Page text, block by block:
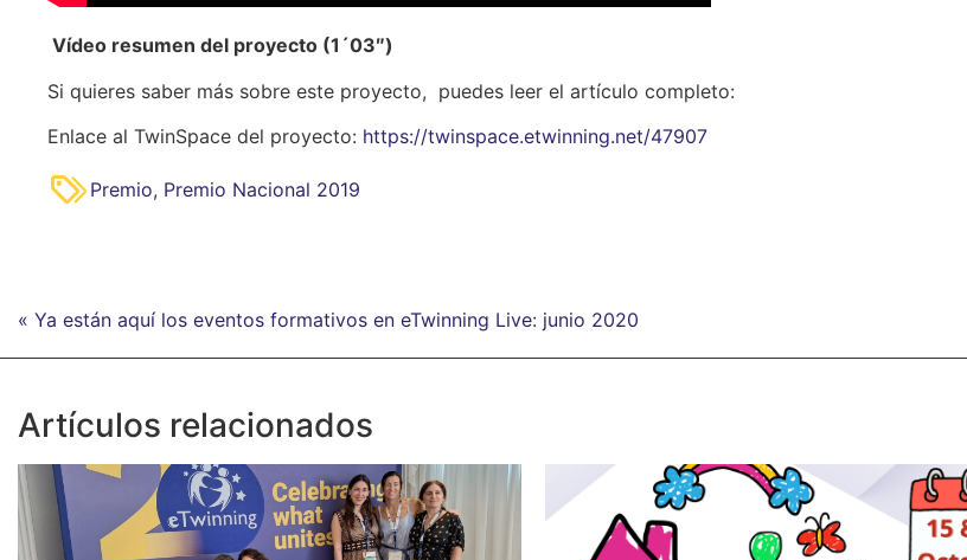
Vídeo resumen del proyecto (1´03″)
Si quieres saber más sobre este proyecto, puedes leer el artículo completo:
Enlace al TwinSpace del proyecto: https://twinspace.etwinning.net/47907
Premio, Premio Nacional 2019
« Ya están aquí los eventos formativos en eTwinning Live: junio 2020
Artículos relacionados